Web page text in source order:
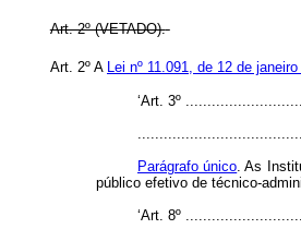
Art. 2º (VETADO).
Art. 2º A Lei nº 11.091, de 12 de
‘Art. 3º
Parágrafo único. As
público efetivo de técnico-
‘Art. 8º